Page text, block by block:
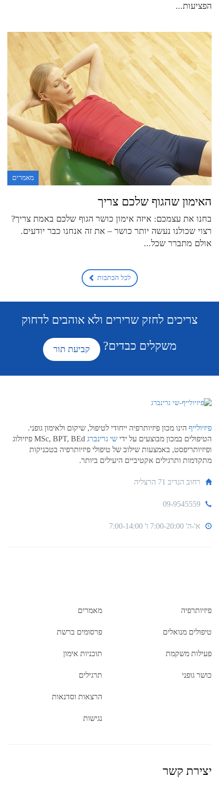
הפציעות...
מאמרים
האימון שהגוף שלכם צריך
בחנו את עצמכם: איזה אימון כושר הגוף שלכם באמת צריך?
רצוי שכולנו נעשה יותר כושר – את זה אנחנו כבר יודעים.
אולם מתברר שכל...
לכל הכתבות
צריכים לחזק שרירים ולא אוהבים לדחוק
משקלים כבדים? קביעת תור
פיזיולייף הינו מכון פיזיותרפיה ייחודי לטיפול, שיקום ולאימון גופני.
הטיפולים במכון מבוצעים על ידי שי גרינברג
MSc, BPT, BEd פיזיולוג
ופיזיותריפסט, באמצעות שילוב של טיפולי פיזיותרפיה בטכניקות
מתקדמות ותרגילים אקטיביים היעילים ביותר.
רחוב הנדיב 71 הרצליה
09-9545559
א'-ה' 7:00-20:00 ו' 7:00-14:00
פיזיותרפיה
טיפולים מנואלים
פעילות משקמת
כושר גופני
מאמרים
פרסומים ברשת
תוכניות אימון
תרגילים
הרצאות וסדנאות
נגישות
יצירת קשר